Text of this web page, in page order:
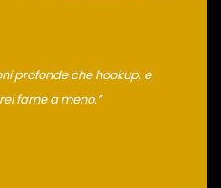
profonde che hookup, e
farne a meno.”